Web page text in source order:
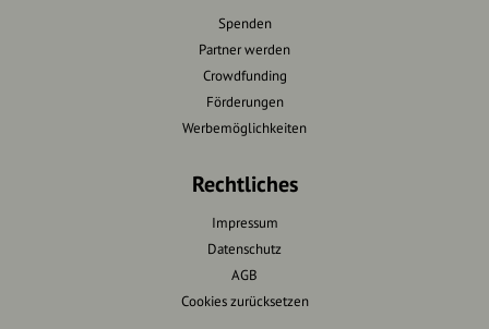
Spenden
Partner werden
Crowdfunding
Förderungen
Werbemöglichkeiten
Rechtliches
Impressum
Datenschutz
AGB
Cookies zurücksetzen